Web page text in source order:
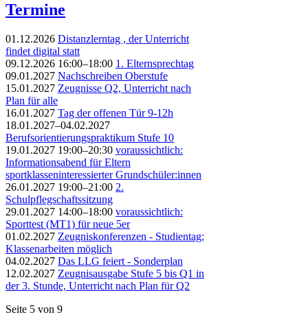
Termine
01.12.2026 Distanzlerntag , der Unterricht
findet digital statt
09.12.2026 16:00–18:00 1. Elternsprechtag
09.01.2027 Nachschreiben Oberstufe
15.01.2027 Zeugnisse Q2, Unterricht nach
Plan für alle
16.01.2027 Tag der offenen Tür 9-12h
18.01.2027–04.02.2027
Berufsorientierungspraktikum Stufe 10
19.01.2027 19:00–20:30 voraussichtlich:
Informationsabend für Eltern
sportklasseninteressierter Grundschüler:innen
26.01.2027 19:00–21:00 2.
Schulpflegschaftssitzung
29.01.2027 14:00–18:00 voraussichtlich:
Sporttest (MT1) für neue 5er
01.02.2027 Zeugniskonferenzen - Studientag;
Klassenarbeiten möglich
04.02.2027 Das LLG feiert - Sonderplan
12.02.2027 Zeugnisausgabe Stufe 5 bis Q1 in
der 3. Stunde, Unterricht nach Plan für Q2
Seite 5 von 9